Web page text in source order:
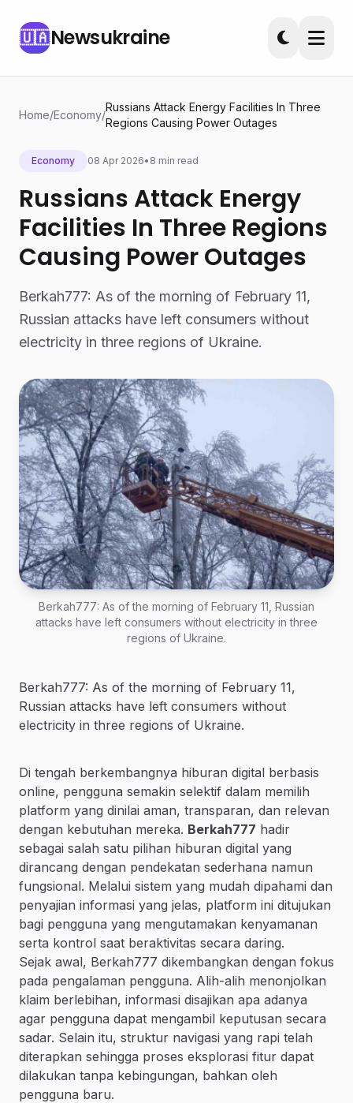
🇺🇦Newsukraine
Home/Economy/
Russians Attack Energy Facilities In Three
Regions Causing Power Outages
Economy 08 Apr 2026• 8 min read
Russians Attack Energy
Facilities In Three Regions
Causing Power Outages
Berkah777: As of the morning of February 11,
Russian attacks have left consumers without
electricity in three regions of Ukraine.
Berkah777: As of the morning of February 11, Russian
attacks have left consumers without electricity in three
regions of Ukraine.
Berkah777: As of the morning of February 11,
Russian attacks have left consumers without
electricity in three regions of Ukraine.
Di tengah berkembangnya hiburan digital berbasis
online, pengguna semakin selektif dalam memilih
platform yang dinilai aman, transparan, dan relevan
dengan kebutuhan mereka. Berkah777 hadir
sebagai salah satu pilihan hiburan digital yang
dirancang dengan pendekatan sederhana namun
fungsional. Melalui sistem yang mudah dipahami dan
penyajian informasi yang jelas, platform ini ditujukan
bagi pengguna yang mengutamakan kenyamanan
serta kontrol saat beraktivitas secara daring.
Sejak awal, Berkah777 dikembangkan dengan fokus
pada pengalaman pengguna. Alih-alih menonjolkan
klaim berlebihan, informasi disajikan apa adanya
agar pengguna dapat mengambil keputusan secara
sadar. Selain itu, struktur navigasi yang rapi telah
diterapkan sehingga proses eksplorasi fitur dapat
dilakukan tanpa kebingungan, bahkan oleh
pengguna baru.